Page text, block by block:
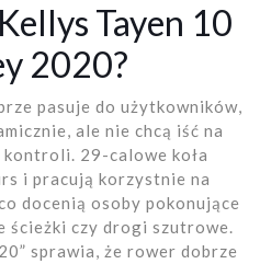
Tayen 10
2020?
pasuje do użytkowników,
ale nie chcą iść na
29-calowe koła
i pracują korzystnie na
docenią osoby pokonujące
ścieżki czy drogi szutrowe.
sprawia, że rower dobrze